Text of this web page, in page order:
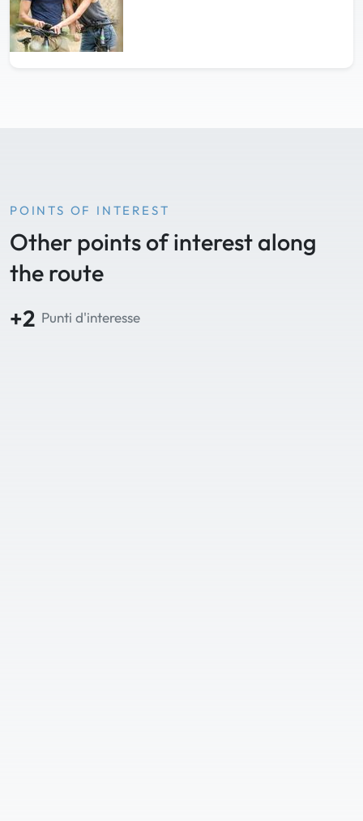
POINTS OF INTEREST
Other points of interest along
the route
+2 Punti d'interesse